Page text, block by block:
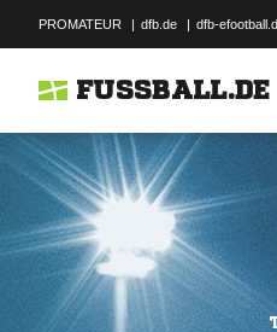
PROMATEUR | dfb.de | dfb-
FUSSBALL.DE